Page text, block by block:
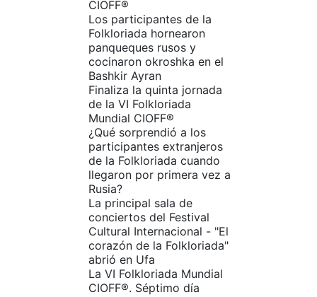
CIOFF®️
Los participantes de la
Folkloriada hornearon
panqueques rusos y
cocinaron okroshka en el
Bashkir Ayran
Finaliza la quinta jornada
de la VI Folkloriada
Mundial CIOFF®️
¿Qué sorprendió a los
participantes extranjeros
de la Folkloriada cuando
llegaron por primera vez a
Rusia?
La principal sala de
conciertos del Festival
Cultural Internacional - "El
corazón de la Folkloriada"
abrió en Ufa
La VI Folkloriada Mundial
CIOFF®️. Séptimo día